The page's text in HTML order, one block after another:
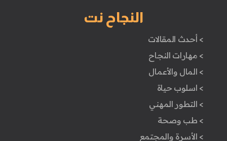
النجاح نت
> أحدث المقالات
> مهارات النجاح
> المال والأعمال
> اسلوب حياة
> التطور المهني
> طب وصحة
> الأسرة والمجتمع